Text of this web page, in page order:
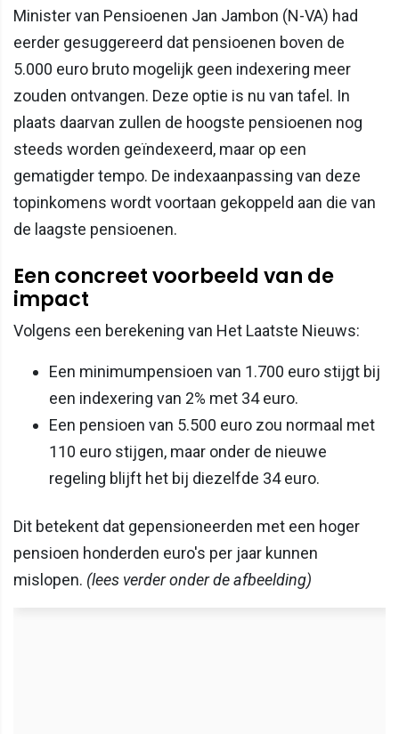
Minister van Pensioenen Jan Jambon (N-VA) had
eerder gesuggereerd dat pensioenen boven de
5.000 euro bruto mogelijk geen indexering meer
zouden ontvangen. Deze optie is nu van tafel. In
plaats daarvan zullen de hoogste pensioenen nog
steeds worden geïndexeerd, maar op een
gematigder tempo. De indexaanpassing van deze
topinkomens wordt voortaan gekoppeld aan die van
de laagste pensioenen.
Een concreet voorbeeld van de
impact
Volgens een berekening van Het Laatste Nieuws:
Een minimumpensioen van 1.700 euro stijgt bij
een indexering van 2% met 34 euro.
Een pensioen van 5.500 euro zou normaal met
110 euro stijgen, maar onder de nieuwe
regeling blijft het bij diezelfde 34 euro.
Dit betekent dat gepensioneerden met een hoger
pensioen honderden euro's per jaar kunnen
mislopen. (lees verder onder de afbeelding)